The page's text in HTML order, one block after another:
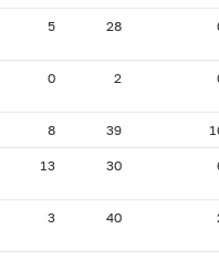
5 28
0 2
8 39
13 30
3 40